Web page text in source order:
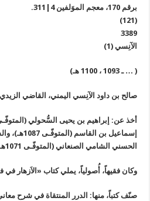
برقم 170، معجم الموَلفين 4|311.
(121)
3389
الآنِسي (1)
( … ـ 1093 ، 1100 هـ)
صالح بن داود الآنِسي اليمني، القاضي
إسماعيل بن
الحسني الشامي الصنعاني (المتوفّـى 1071هـ)، وغيرهم.
وكان فقيهاً، أُصولياً، يملي كتاب «الاَزهار